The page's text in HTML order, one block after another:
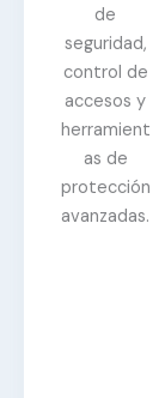
de
seguridad,
control de
accesos y
herramient
as de
protección
avanzadas.